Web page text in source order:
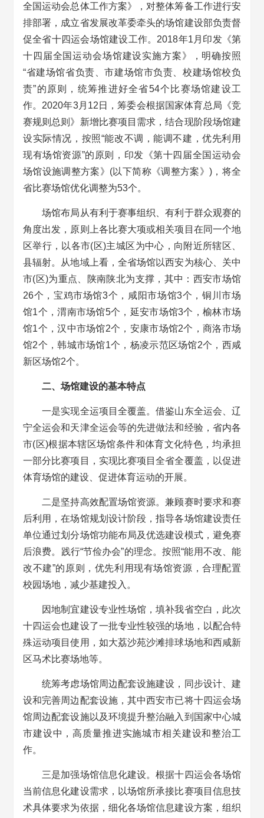
全国运动会总体工作方案》，对整体筹备工作进行安
排部署，成立省发展改革委牵头的场馆建设部负责督
促全省十四运会场馆建设工作。2018年1月印发《第
十四届全国运动会场馆建设实施方案》，明确按照
“省建场馆省负责、市建场馆市负责、校建场馆校负
责”的原则，统筹推进好全省54个比赛场馆建设工
作。2020年3月12日，筹委会根据国家体育总局《竞
赛规则总则》新增比赛项目需求，结合现阶段场馆建
设实际情况，按照“能改不调，能调不建，优先利用
现有场馆资源”的原则，印发《第十四届全国运动会
场馆设施调整方案》(以下简称《调整方案》)，将全
省比赛场馆优化调整为53个。
场馆布局从有利于赛事组织、有利于群众观赛的
角度出发，原则上各比赛大项或相关项目在同一个地
区举行，以各市(区)主城区为中心，向附近所辖区、
县辐射。从地域上看，全省场馆以西安为核心、关中
市(区)为重点、陕南陕北为支撑，其中：西安市场馆
26个，宝鸡市场馆3个，咸阳市场馆3个，铜川市场
馆1个，渭南市场馆5个，延安市场馆3个，榆林市场
馆1个，汉中市场馆2个，安康市场馆2个，商洛市场
馆2个，韩城市场馆1个，杨凌示范区场馆2个，西咸
新区场馆2个。
二、场馆建设的基本特点
一是实现全运项目全覆盖。借鉴山东全运会、辽
宁全运会和天津全运会等的先进做法和经验，省内各
市(区)根据本辖区场馆条件和体育文化特色，均承担
一部分比赛项目，实现比赛项目全省全覆盖，以促进
体育场馆的建设、促进体育运动的开展。
二是坚持高效配置场馆资源。兼顾赛时要求和赛
后利用，在场馆规划设计阶段，指导各场馆建设责任
单位通过划分场馆功能布局及优选建设模式，避免赛
后浪费。践行“节俭办会”的理念。按照“能用不改、能
改不建”的原则，优先利用现有场馆资源，合理配置
校园场地，减少基建投入。
因地制宜建设专业性场馆，填补我省空白，此次
十四运会也建设了一批专业性较强的场地，以配合特
殊运动项目使用，如大荔沙苑沙滩排球场地和西咸新
区马术比赛场地等。
统筹考虑场馆周边配套设施建设，同步设计、建
设和完善周边配套设施，其中西安市已将十四运会场
馆周边配套设施以及环境提升整治融入到国家中心城
市建设中，高质量推进实施城市相关建设和整治工
作。
三是加强场馆信息化建设。根据十四运会各场馆
当前信息化建设需求，以场馆所承接比赛项目信息技
术具体要求为依据，细化各场馆信息建设方案，组织